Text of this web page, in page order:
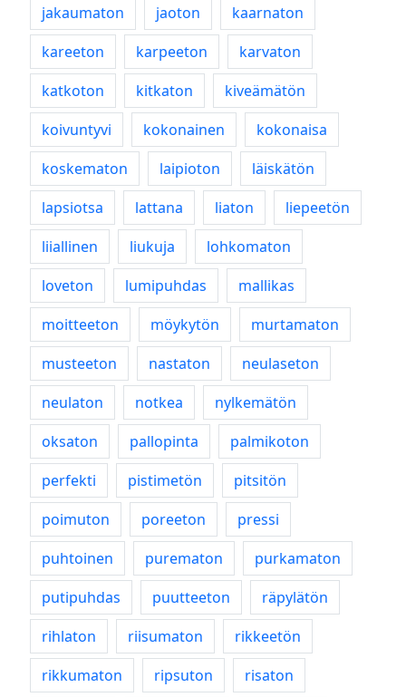
jakaumaton
jaoton
kaarnaton
kareeton
karpeeton
karvaton
katkoton
kitkaton
kiveämätön
koivuntyvi
kokonainen
kokonaisa
koskematon
laipioton
läiskätön
lapsiotsa
lattana liaton
liepeetön
liiallinen
liukuja
lohkomaton
loveton
lumipuhdas
mallikas
moitteeton
möykytön
murtamaton
musteeton
nastaton
neulaseton
neulaton
notkea
nylkemätön
oksaton
pallopinta
palmikoton
perfekti
pistimetön
pitsitön
poimuton
poreeton
pressi
puhtoinen
purematon
purkamaton
putipuhdas
puutteeton
räpylätön
rihlaton
riisumaton
rikkeetön
rikkumaton
ripsuton
risaton